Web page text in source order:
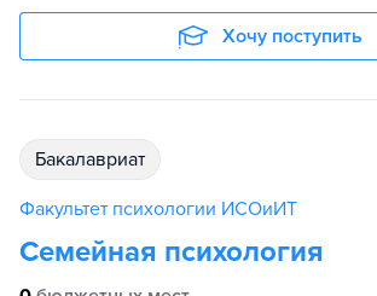
Хочу поступить
бакалавриат
Факультет психологии ИСОиИТ
Семейная психология